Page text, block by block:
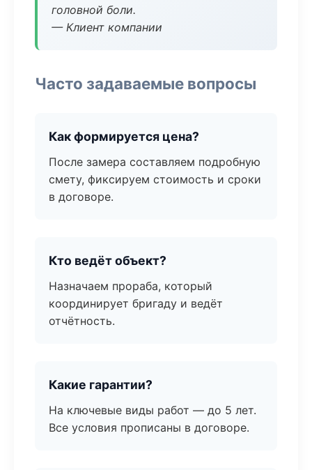
головной боли.
— Клиент компании
Часто задаваемые вопросы
Как формируется цена?
После замера составляем подробную
смету, фиксируем стоимость и сроки
в договоре.
Кто ведёт объект?
Назначаем прораба, который
координирует бригаду и ведёт
отчётность.
Какие гарантии?
На ключевые виды работ — до 5 лет.
Все условия прописаны в договоре.